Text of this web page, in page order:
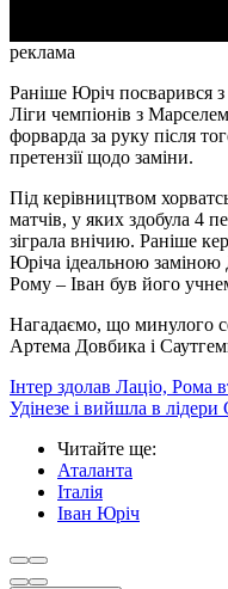
реклама
Раніше Юріч посварився
Ліги чемпіонів з
форварда за руку після
претензії щодо заміни.
Під керівництвом
матчів, у яких здобула 4
зіграла внічию. Раніше
Юріча ідеальною
Рому – Іван був його
Нагадаємо, що минулого
Артема Довбика і
Інтер здолав Лаціо, Рома
Удінезе і вийшла в лідери
Читайте ще:
Аталанта
Італія
Іван Юріч